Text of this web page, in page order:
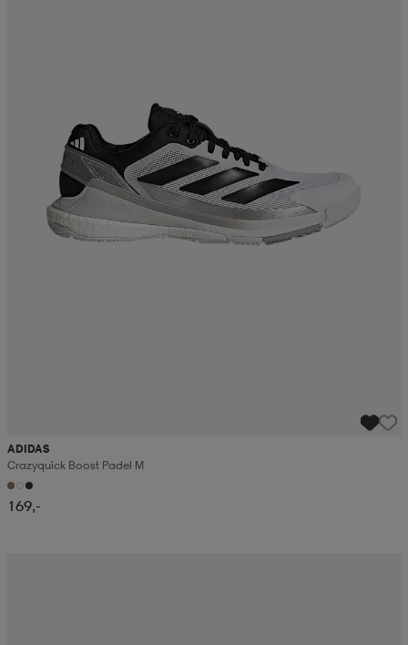
ADIDAS
Crazyquick Boost Padel M
169,-